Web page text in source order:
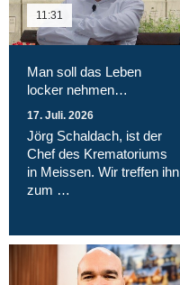
11:31
Man soll das Leben
locker nehmen…
17. Juli. 2026
Jörg Schaldach, ist der
Chef des Krematoriums
in Meissen. Wir treffen ihn
zum …